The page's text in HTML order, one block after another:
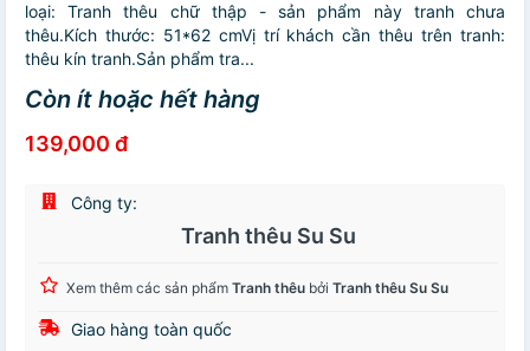
loại: Tranh thêu chữ thập - sản phẩm này tranh chưa
thêu.Kích thước: 51*62 cmVị trí khách cần thêu trên tranh:
thêu kín tranh.Sản phẩm tra...
Còn ít hoặc hết hàng
139,000 đ
Công ty:
Tranh thêu Su Su
Xem thêm các sản phẩm Tranh thêu bởi Tranh thêu Su Su
Giao hàng toàn quốc